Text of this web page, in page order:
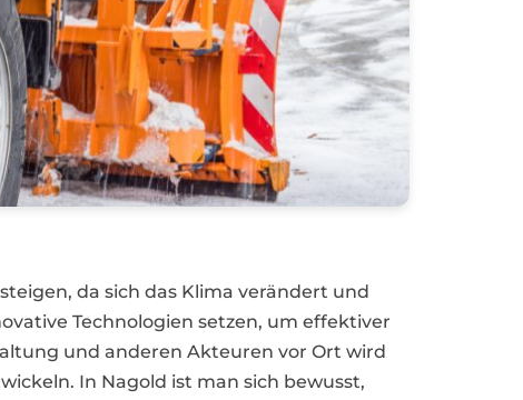
da sich das Klima verändert und
Technologien setzen, um effektiver
und anderen Akteuren vor Ort wird
In Nagold ist man sich bewusst,